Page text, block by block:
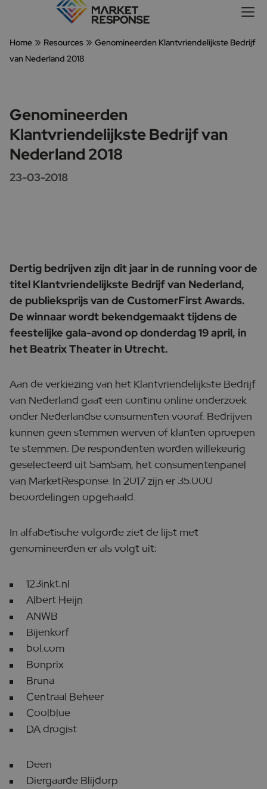
Home » Resources » Genomineerden Klantvriendelijkste Bedrijf
van Nederland 2018
Genomineerden
Klantvriendelijkste Bedrijf van
Nederland 2018
23-03-2018
Dertig bedrijven zijn dit jaar in de running voor de
titel Klantvriendelijkste Bedrijf van Nederland,
de publieksprijs van de CustomerFirst Awards.
De winnaar wordt bekendgemaakt tijdens de
feestelijke gala-avond op donderdag 19 april, in
het Beatrix Theater in Utrecht.
Aan de verkiezing van het Klantvriendelijkste Bedrijf
van Nederland gaat een continu online onderzoek
onder Nederlandse consumenten vooraf. Bedrijven
kunnen geen stemmen werven of klanten oproepen
te stemmen. De respondenten worden willekeurig
geselecteerd uit SamSam, het consumentenpanel
van MarketResponse. In 2017 zijn er 35.000
beoordelingen opgehaald.
In alfabetische volgorde ziet de lijst met
genomineerden er als volgt uit:
123inkt.nl
Albert Heijn
ANWB
Bijenkorf
bol.com
Bonprix
Bruna
Centraal Beheer
Coolblue
DA drogist
Deen
Diergaarde Blijdorp